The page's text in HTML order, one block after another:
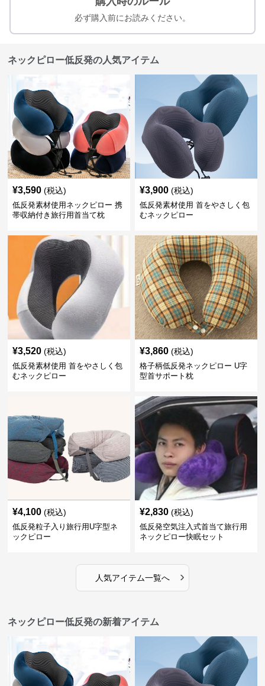
必ず購入前にお読みください。
ネックピロー低反発の人気アイテム
¥3,590 (税込)
低反発素材使用ネックピロー 携
帯収納付き旅行用首当て枕
¥3,900 (税込)
低反発素材使用 首をやさしく包
むネックピロー
¥3,520 (税込)
低反発素材使用 首をやさしく包
むネックピロー
¥3,860 (税込)
格子柄低反発ネックピロー U字
型首サポート枕
¥4,100 (税込)
低反発粒子入り旅行用U字型ネ
ックピロー
¥2,830 (税込)
低反発空気注入式首当て旅行用
ネックピロー快眠セット
人気アイテム一覧へ ›
ネックピロー低反発の新着アイテム